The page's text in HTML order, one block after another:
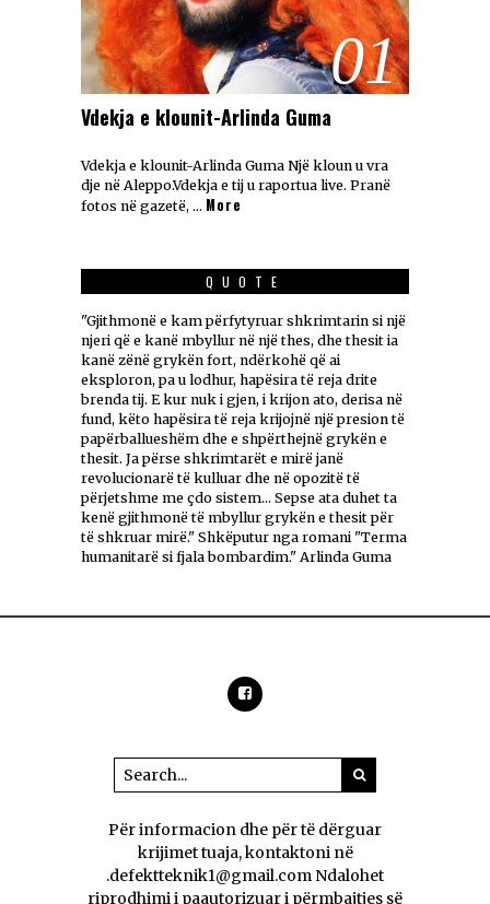
01
Vdekja e klounit-Arlinda Guma
Vdekja e klounit-Arlinda Guma Një kloun u vra
dje në Aleppo.Vdekja e tij u raportua live. Pranë
fotos në gazetë, … More
QUOTE
"Gjithmonë e kam përfytyruar shkrimtarin si një
njeri që e kanë mbyllur në një thes, dhe thesit ia
kanë zënë grykën fort, ndërkohë që ai
eksploron, pa u lodhur, hapësira të reja drite
brenda tij. E kur nuk i gjen, i krijon ato, derisa në
fund, këto hapësira të reja krijojnë një presion të
papërballueshëm dhe e shpërthejnë grykën e
thesit. Ja përse shkrimtarët e mirë janë
revolucionarë të kulluar dhe në opozitë të
përjetshme me çdo sistem... Sepse ata duhet ta
kenë gjithmonë të mbyllur grykën e thesit për
të shkruar mirë." Shkëputur nga romani "Terma
humanitarë si fjala bombardim." Arlinda Guma
Për informacion dhe për të dërguar
krijimet tuaja, kontaktoni në
.defektteknik1@gmail.com Ndalohet
riprodhimi i paautorizuar i përmbajtjes së